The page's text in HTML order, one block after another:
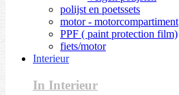
polijst en poetssets
motor - motorcompartiment
PPF ( paint protection film)
fiets/motor
Interieur
In Interieur